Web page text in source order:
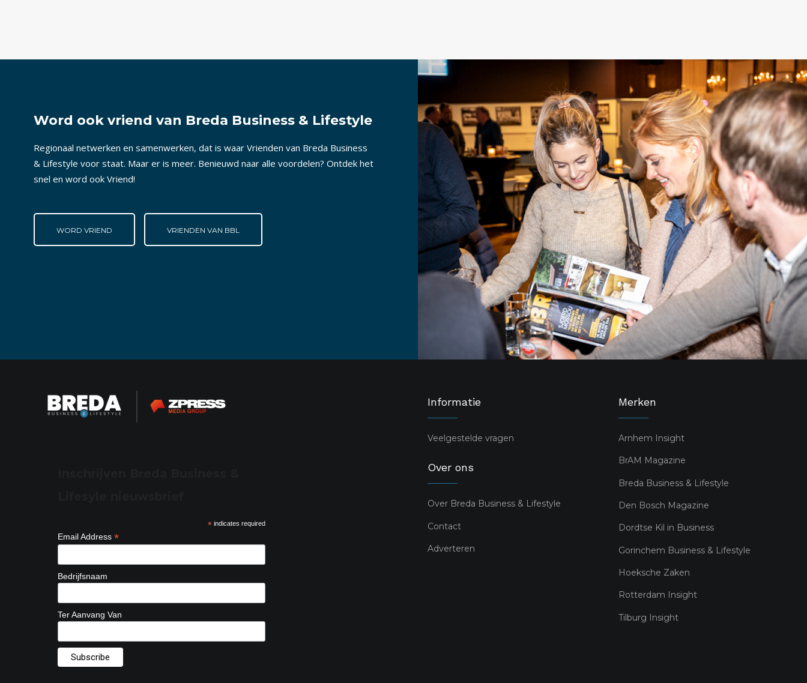
Word ook vriend van Breda Business & Lifestyle
Regionaal netwerken en samenwerken, dat is waar Vrienden van Breda Business
& Lifestyle voor staat. Maar er is meer. Benieuwd naar alle voordelen? Ontdek het
snel en word ook Vriend!
WORD VRIEND VRIENDEN VAN BBL
*indicates required
Email Address *
Bedrijfsnaam
Ter Aanvang Van
Informatie
Veelgestelde vragen
Over ons
Over Breda Business & Lifestyle
Contact
Adverteren
Merken
Arnhem Insight
BrAM Magazine
Breda Business & Lifestyle
Den Bosch Magazine
Dordtse Kil in Business
Gorinchem Business & Lifestyle
Hoeksche Zaken
Rotterdam Insight
Tilburg Insight